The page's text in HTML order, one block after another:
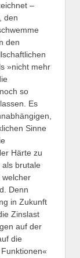
–
den
den
»nicht mehr
so
Es
Sinne
Härte zu
brutale
welcher
Denn
in Zukunft
Zinslast
auf der
die